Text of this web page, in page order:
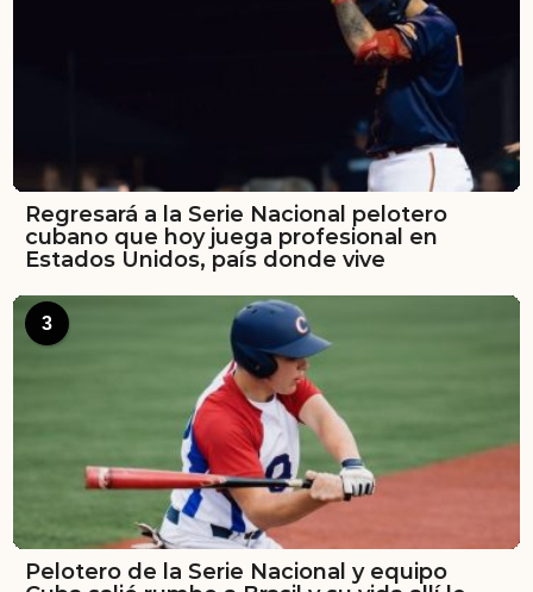
Regresará a la Serie Nacional pelotero
cubano que hoy juega profesional en
Estados Unidos, país donde vive
3
Pelotero de la Serie Nacional y equipo